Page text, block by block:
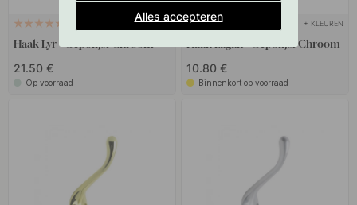
+ KLEUREN
Haak Lyr - Gepolijst Chroom
21.50 €
Op voorraad
+ KLEUREN
Haak Lagan - Gepolijst Chroom
10.80 €
Binnenkort op voorraad
Alles accepteren